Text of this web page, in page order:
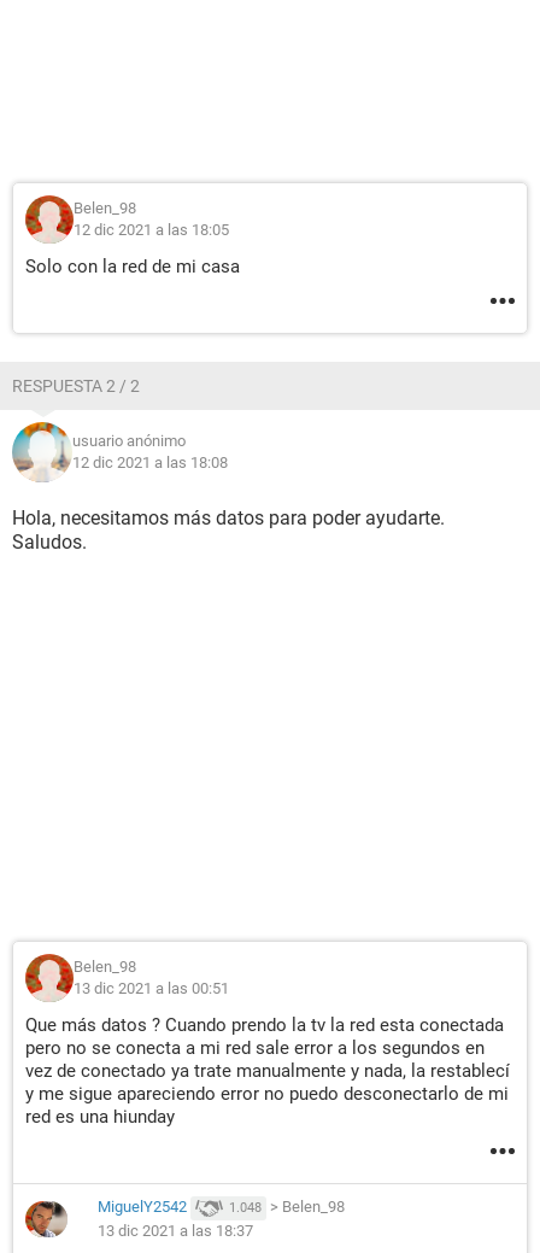
Belen_98
12 dic 2021 a las 18:05
Solo con la red de mi casa
RESPUESTA 2 / 2
usuario anónimo
12 dic 2021 a las 18:08
Hola, necesitamos más datos para poder ayudarte.
Saludos.
Belen_98
13 dic 2021 a las 00:51
Que más datos ? Cuando prendo la tv la red esta conectada
pero no se conecta a mi red sale error a los segundos en
vez de conectado ya trate manualmente y nada, la restablecí
y me sigue apareciendo error no puedo desconectarlo de mi
red es una hiunday
MiguelY2542 1.048 > Belen_98
13 dic 2021 a las 18:37